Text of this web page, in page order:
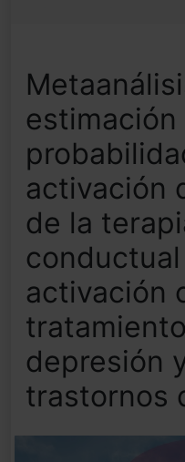
estimación
activación
de la
activación
depresión
trastornos